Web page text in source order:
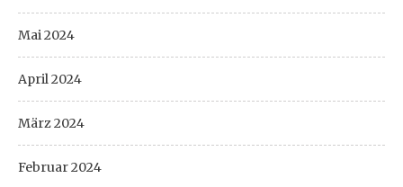
Mai 2024
April 2024
März 2024
Februar 2024